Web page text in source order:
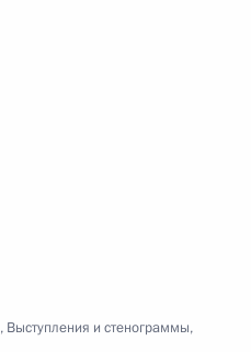
, Выступления и стенограммы,